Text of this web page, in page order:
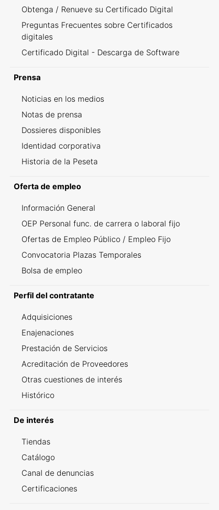
Obtenga / Renueve su Certificado Digital
Preguntas Frecuentes sobre Certificados
digitales
Certificado Digital - Descarga de Software
Prensa
Noticias en los medios
Notas de prensa
Dossieres disponibles
Identidad corporativa
Historia de la Peseta
Oferta de empleo
Información General
OEP Personal func. de carrera o laboral fijo
Ofertas de Empleo Público / Empleo Fijo
Convocatoria Plazas Temporales
Bolsa de empleo
Perfil del contratante
Adquisiciones
Enajenaciones
Prestación de Servicios
Acreditación de Proveedores
Otras cuestiones de interés
Histórico
De interés
Tiendas
Catálogo
Canal de denuncias
Certificaciones